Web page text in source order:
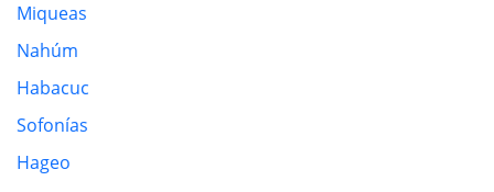
Miqueas
Nahúm
Habacuc
Sofonías
Hageo